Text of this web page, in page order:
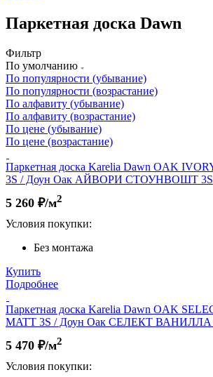
Паркетная доска Dawn
Фильтр
По умолчанию
По популярности (убывание)
По популярности (возрастание)
По алфавиту (убывание)
По алфавиту (возрастание)
По цене (убывание)
По цене (возрастание)
Паркетная доска Karelia Dawn OAK
3S / Доун Оак АЙВОРИ СТОУНВОШТ 3S
5 260 ₽/м2
Условия покупки:
Без монтажа
Купить
Подробнее
Паркетная доска Karelia Dawn OAK
MATT 3S / Доун Оак СЕЛЕКТ
5 470 ₽/м2
Условия покупки: